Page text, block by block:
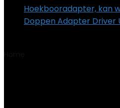
Hoekbooradapter, kan
Doppen Adapter Driver